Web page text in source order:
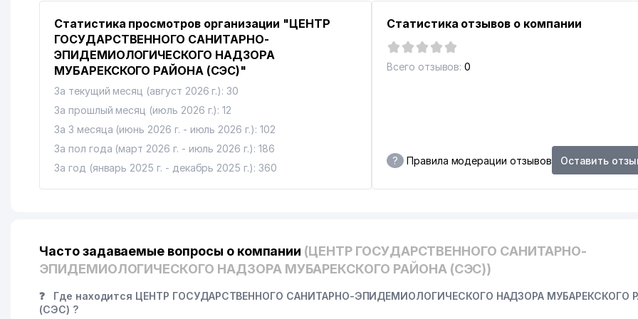
Статистика просмотров организации "ЦЕНТР
ГОСУДАРСТВЕННОГО САНИТАРНО-
ЭПИДЕМИОЛОГИЧЕСКОГО НАДЗОРА
МУБАРЕКСКОГО РАЙОНА (СЭС)"
За текущий месяц (август 2026 г.): 30
За прошлый месяц (июль 2026 г.): 12
За 3 месяца (июнь 2026 г. - июль 2026 г.): 102
За пол года (март 2026 г. - июль 2026 г.): 186
За год (январь 2025 г. - декабрь 2025 г.): 360
Статистика отзывов о компании
Всего отзывов: 0
? Правила модерации отзывов Оставить
Часто задаваемые вопросы о компании (ЦЕНТР ГОСУДАРСТВЕННОГО САНИТАРНО-
ЭПИДЕМИОЛОГИЧЕСКОГО НАДЗОРА МУБАРЕКСКОГО РАЙОНА (СЭС))
❓
Где находится ЦЕНТР ГОСУДАРСТВЕННОГО САНИТАРНО-ЭПИДЕМИОЛОГИЧЕСКОГО НАДЗОРА МУБАРЕКСКОГО
(СЭС) ?